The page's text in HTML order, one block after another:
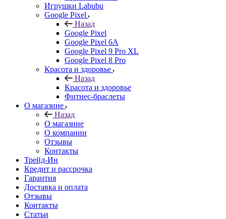
Игрушки Labubu
Google Pixel
Назад
Google Pixel
Google Pixel 6A
Google Pixel 9 Pro XL
Google Pixel 8 Pro
Красота и здоровье
Назад
Красота и здоровье
Фитнес-браслеты
О магазине
Назад
О магазине
О компании
Отзывы
Контакты
Трейд-Ин
Кредит и рассрочка
Гарантия
Доставка и оплата
Отзывы
Контакты
Статьи